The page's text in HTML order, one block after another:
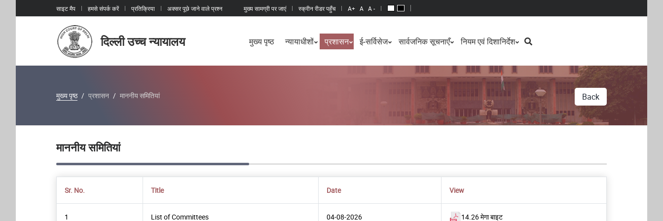
साइट मैप हमसे संपर्क करें प्रतिक्रिया अक्सर पूछे जाने वाले प्रश्न मुख्य सामग्री पर जाएं स्क्रीन रीडर पहुँच A+ A A -
दिल्ली उच्च न्यायालय मुख्य पृष्ठ न्यायाधीशों प्रशासन ई-सर्विसेज सार्वजनिक सूचनाएँ नियम एवं दिशानिर्देश
मुख्य पृष्ठ प्रशासन माननीय समितियां Back
माननीय समितियां
Sr. No. Title Date View
1 List of Committees 04-08-2026 14.26 मेगा बाइट